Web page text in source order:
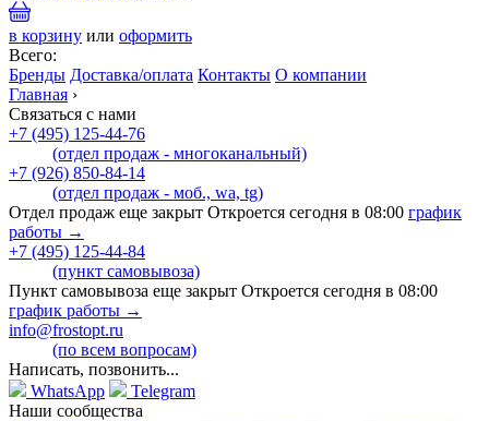
в корзину или оформить
Всего:
Бренды Доставка/оплата Контакты О компании
Главная ›
Связаться с нами
+7 (495) 125-44-76
(отдел продаж - многоканальный)
+7 (926) 850-84-14
(отдел продаж - моб., wa, tg)
Отдел продаж еще закрыт Откроется сегодня в 08:00 график
работы →
+7 (495) 125-44-84
(пункт самовывоза)
Пункт самовывоза еще закрыт Откроется сегодня в 08:00
график работы →
info@frostopt.ru
(по всем вопросам)
Написать, позвонить...
WhatsApp
Telegram
Наши сообщества